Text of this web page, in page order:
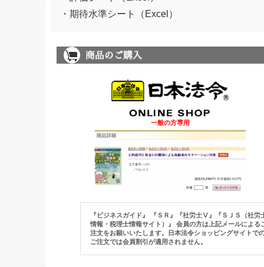
・期待水準シート（Excel）
一般の方専用
『ビジネスガイド』 『ＳＲ』『社労士Ⅴ』
『ＳＪＳ（社労
情報・税理士情報サイト）』 会員の方は上記メールによる
注文をお願いいたします。日本法令ショッピングサイトで
ご注文では会員割引が適用されません。